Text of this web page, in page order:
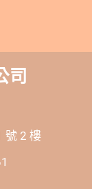
司
號 2 樓